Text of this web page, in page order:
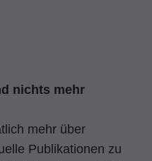
nichts mehr
mehr über
Publikationen zu